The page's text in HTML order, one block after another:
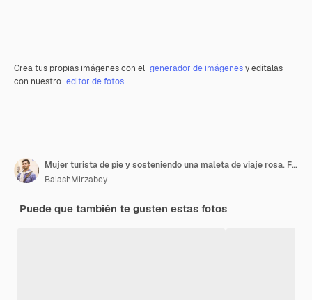
Crea tus propias imágenes con el generador de imágenesy edítalas
con nuestro editor de fotos.
Mujer turista de pie y sosteniendo una maleta de viaje rosa. Foto de alta calidad
BalashMirzabey
Puede que también te gusten estas fotos